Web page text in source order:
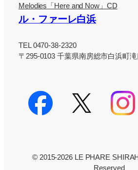
Melodies「Here and Now」CD
ル・ファーレ白浜
TEL 0470-38-2320
〒295-0103 千葉県南房総市白浜町
© 2015-2026 LE PHARE
Reserved